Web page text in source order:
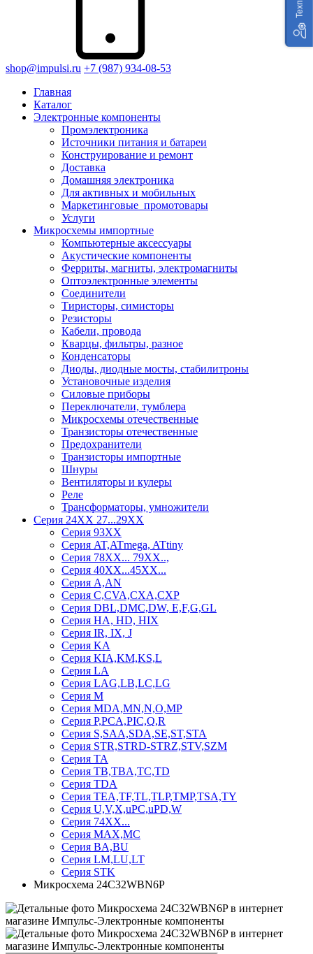
shop@impulsi.ru +7 (987) 934-08-53
Главная
Каталог
Электронные компоненты
Промэлектроника
Источники питания и батареи
Конструирование и ремонт
Доставка
Домашняя электроника
Для активных и мобильных
Маркетинговые_промотовары
Услуги
Микросхемы импортные
Компьютерные аксессуары
Акустические компоненты
Ферриты, магниты, электромагниты
Оптоэлектронные элементы
Соединители
Тиристоры, симисторы
Резисторы
Кабели, провода
Кварцы, фильтры, разное
Конденсаторы
Диоды, диодные мосты, стабилитроны
Установочные изделия
Силовые приборы
Переключатели, тумблера
Микросхемы отечественные
Транзисторы отечественные
Предохранители
Транзисторы импортные
Шнуры
Вентиляторы и кулеры
Реле
Трансформаторы, умножители
Серия 24ХХ 27...29ХХ
Серия 93ХХ
Серия AT,ATmega, ATtiny
Серия 78ХХ... 79XX..,
Серия 40ХХ...45ХХ...
Серия A,AN
Серия C,CVA,CXA,CXP
Серия DBL,DMC,DW, E,F,G,GL
Серия HA, HD, HIX
Серия IR, IX, J
Серия KA
Серия KIA,KM,KS,L
Серия LA
Серия LAG,LB,LC,LG
Серия M
Серия MDA,MN,N,O,MP
Серия P,PCA,PIC,Q,R
Серия S,SAA,SDA,SE,ST,STA
Серия STR,STRD-STRZ,STV,SZM
Серия TA
Серия TB,TBA,TC,TD
Серия TDA
Серия TEA,TF,TL,TLP,TMP,TSA,TY
Серия U,V,X,uPC,uPD,W
Серия 74ХХ...
Серия MAX,MC
Серия BA,BU
Серия LM,LU,LT
Серия STK
Микросхема 24C32WBN6P